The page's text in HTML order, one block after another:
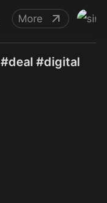
More
#digital